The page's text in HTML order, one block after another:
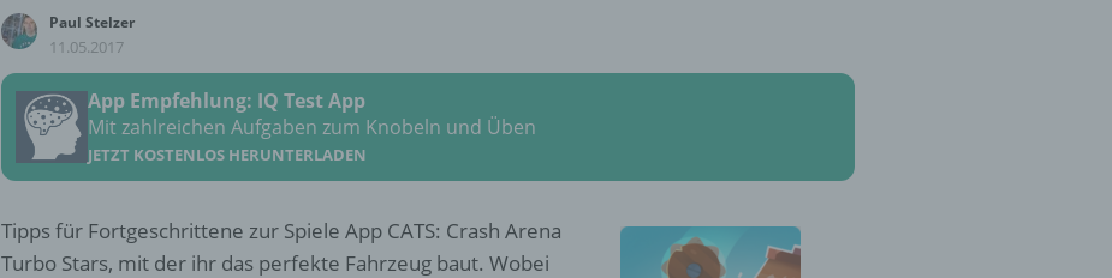
Paul Stelzer
11.05.2017
App Empfehlung: IQ Test App
Mit zahlreichen Aufgaben zum Knobeln und Üben
JETZT KOSTENLOS HERUNTERLADEN
Tipps für Fortgeschrittene zur Spiele App CATS: Crash Arena
Turbo Stars, mit der ihr das perfekte Fahrzeug baut. Wobei